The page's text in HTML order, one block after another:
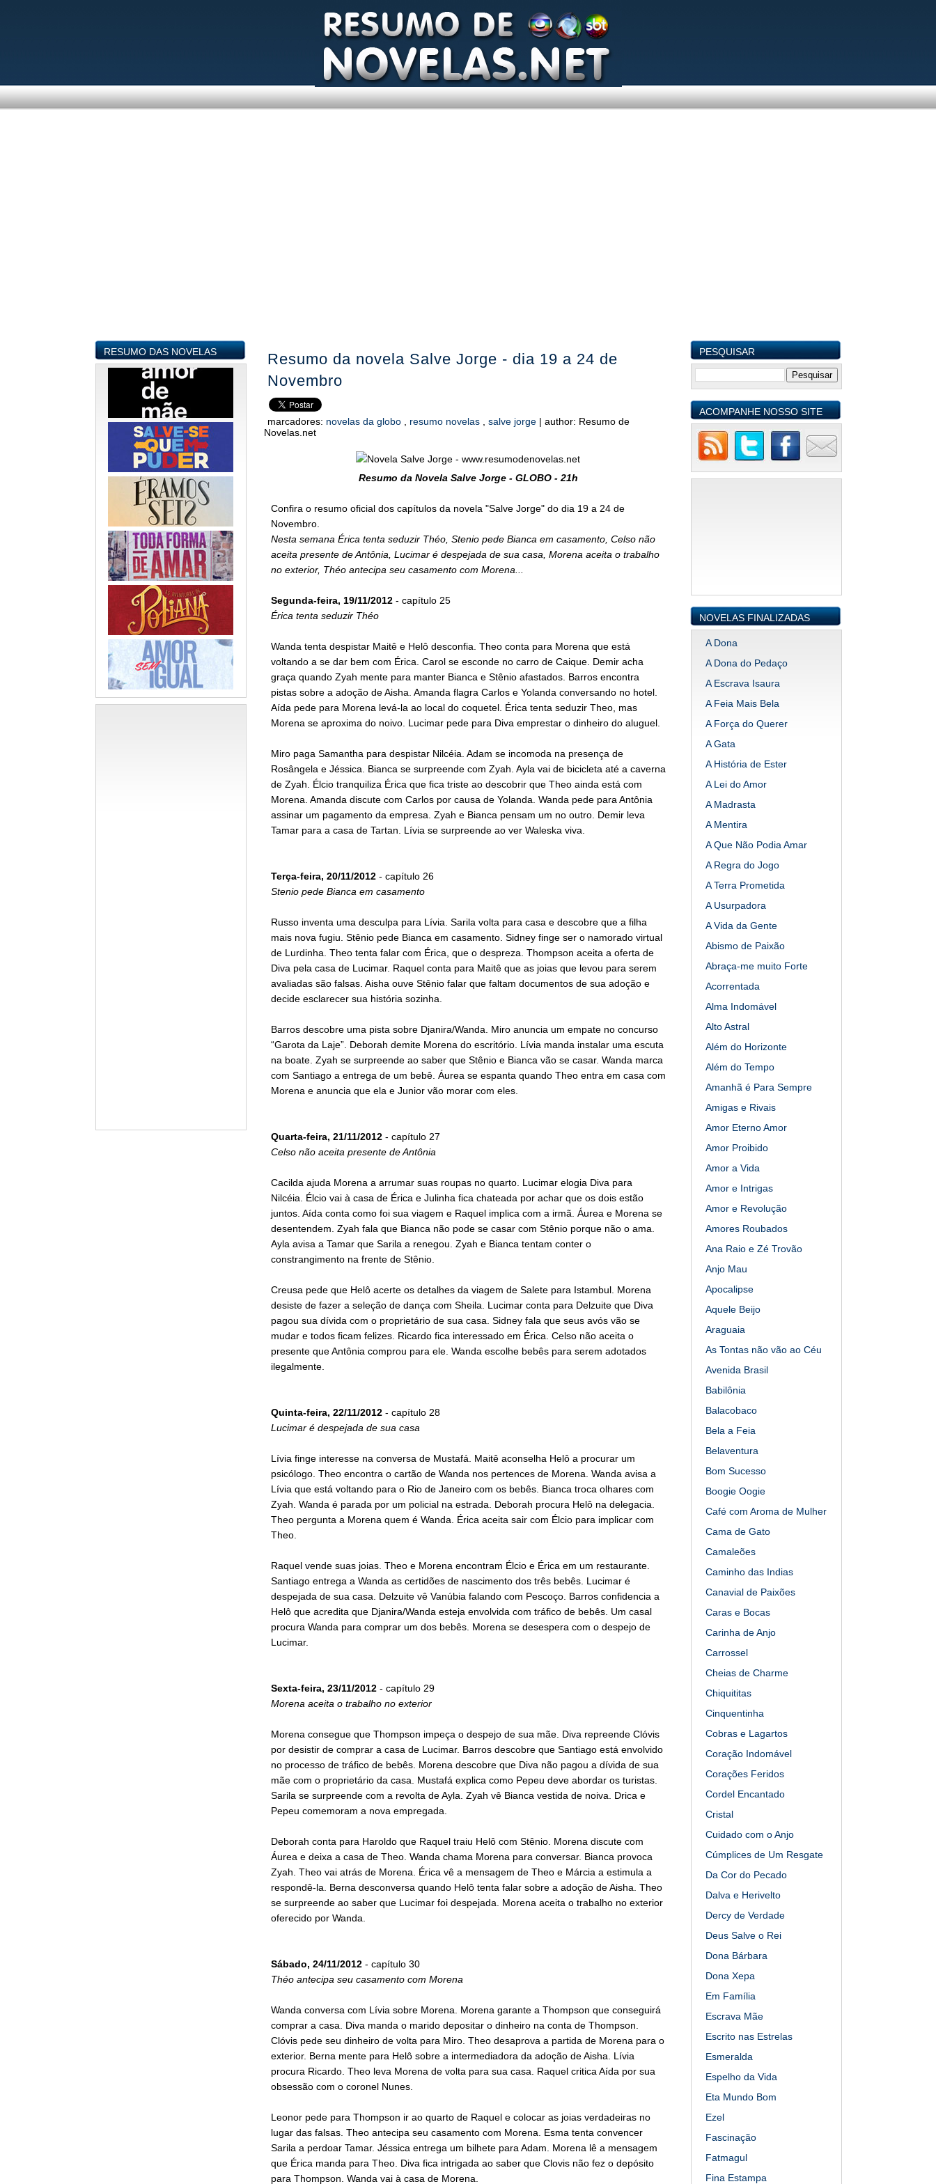
RESUMO DAS NOVELAS
Resumo da novela Salve Jorge - dia 19 a 24 de
Novembro
marcadores: novelas da globo resumo novelas salve jorge | author: Resumo de
Novelas.net
Resumo da Novela Salve Jorge - GLOBO - 21h
Confira o resumo oficial dos capítulos da novela "Salve Jorge" do dia 19 a 24 de
Novembro.
Nesta semana Érica tenta seduzir Théo, Stenio pede Bianca em casamento, Celso não
aceita presente de Antônia, Lucimar é despejada de sua casa, Morena aceita o trabalho
no exterior, Théo antecipa seu casamento com Morena...
Segunda-feira, 19/11/2012- capítulo 25
Érica tenta seduzir Théo
Wanda tenta despistar Maitê e Helô desconfia. Theo conta para Morena que está
voltando a se dar bem com Érica. Carol se esconde no carro de Caique. Demir acha
graça quando Zyah mente para manter Bianca e Stênio afastados. Barros encontra
pistas sobre a adoção de Aisha. Amanda flagra Carlos e Yolanda conversando no hotel.
Aída pede para Morena levá-la ao local do coquetel. Érica tenta seduzir Theo, mas
Morena se aproxima do noivo. Lucimar pede para Diva emprestar o dinheiro do aluguel.
Miro paga Samantha para despistar Nilcéia. Adam se incomoda na presença de
Rosângela e Jéssica. Bianca se surpreende com Zyah. Ayla vai de bicicleta até a caverna
de Zyah. Élcio tranquiliza Érica que fica triste ao descobrir que Theo ainda está com
Morena. Amanda discute com Carlos por causa de Yolanda. Wanda pede para Antônia
assinar um pagamento da empresa. Zyah e Bianca pensam um no outro. Demir leva
Tamar para a casa de Tartan. Lívia se surpreende ao ver Waleska viva.
Terça-feira, 20/11/2012- capítulo 26
Stenio pede Bianca em casamento
Russo inventa uma desculpa para Lívia. Sarila volta para casa e descobre que a filha
mais nova fugiu. Stênio pede Bianca em casamento. Sidney finge ser o namorado virtual
de Lurdinha. Theo tenta falar com Érica, que o despreza. Thompson aceita a oferta de
Diva pela casa de Lucimar. Raquel conta para Maitê que as joias que levou para serem
avaliadas são falsas. Aisha ouve Stênio falar que faltam documentos de sua adoção e
decide esclarecer sua história sozinha.
Barros descobre uma pista sobre Djanira/Wanda. Miro anuncia um empate no concurso
“Garota da Laje”. Deborah demite Morena do escritório. Lívia manda instalar uma escuta
na boate. Zyah se surpreende ao saber que Stênio e Bianca vão se casar. Wanda marca
com Santiago a entrega de um bebê. Áurea se espanta quando Theo entra em casa com
Morena e anuncia que ela e Junior vão morar com eles.
Quarta-feira, 21/11/2012- capítulo 27
Celso não aceita presente de Antônia
Cacilda ajuda Morena a arrumar suas roupas no quarto. Lucimar elogia Diva para
Nilcéia. Élcio vai à casa de Érica e Julinha fica chateada por achar que os dois estão
juntos. Aída conta como foi sua viagem e Raquel implica com a irmã. Áurea e Morena se
desentendem. Zyah fala que Bianca não pode se casar com Stênio porque não o ama.
Ayla avisa a Tamar que Sarila a renegou. Zyah e Bianca tentam conter o
constrangimento na frente de Stênio.
Creusa pede que Helô acerte os detalhes da viagem de Salete para Istambul. Morena
desiste de fazer a seleção de dança com Sheila. Lucimar conta para Delzuite que Diva
pagou sua dívida com o proprietário de sua casa. Sidney fala que seus avós vão se
mudar e todos ficam felizes. Ricardo fica interessado em Érica. Celso não aceita o
presente que Antônia comprou para ele. Wanda escolhe bebês para serem adotados
ilegalmente.
Quinta-feira, 22/11/2012- capítulo 28
Lucimar é despejada de sua casa
Lívia finge interesse na conversa de Mustafá. Maitê aconselha Helô a procurar um
psicólogo. Theo encontra o cartão de Wanda nos pertences de Morena. Wanda avisa a
Lívia que está voltando para o Rio de Janeiro com os bebês. Bianca troca olhares com
Zyah. Wanda é parada por um policial na estrada. Deborah procura Helô na delegacia.
Theo pergunta a Morena quem é Wanda. Érica aceita sair com Élcio para implicar com
Theo.
Raquel vende suas joias. Theo e Morena encontram Élcio e Érica em um restaurante.
Santiago entrega a Wanda as certidões de nascimento dos três bebês. Lucimar é
despejada de sua casa. Delzuite vê Vanúbia falando com Pescoço. Barros confidencia a
Helô que acredita que Djanira/Wanda esteja envolvida com tráfico de bebês. Um casal
procura Wanda para comprar um dos bebês. Morena se desespera com o despejo de
Lucimar.
Sexta-feira, 23/11/2012- capítulo 29
Morena aceita o trabalho no exterior
Morena consegue que Thompson impeça o despejo de sua mãe. Diva repreende Clóvis
por desistir de comprar a casa de Lucimar. Barros descobre que Santiago está envolvido
no processo de tráfico de bebês. Morena descobre que Diva não pagou a dívida de sua
mãe com o proprietário da casa. Mustafá explica como Pepeu deve abordar os turistas.
Sarila se surpreende com a revolta de Ayla. Zyah vê Bianca vestida de noiva. Drica e
Pepeu comemoram a nova empregada.
Deborah conta para Haroldo que Raquel traiu Helô com Stênio. Morena discute com
Áurea e deixa a casa de Theo. Wanda chama Morena para conversar. Bianca provoca
Zyah. Theo vai atrás de Morena. Érica vê a mensagem de Theo e Márcia a estimula a
respondê-la. Berna desconversa quando Helô tenta falar sobre a adoção de Aisha. Theo
se surpreende ao saber que Lucimar foi despejada. Morena aceita o trabalho no exterior
oferecido por Wanda.
Sábado, 24/11/2012- capítulo 30
Théo antecipa seu casamento com Morena
Wanda conversa com Lívia sobre Morena. Morena garante a Thompson que conseguirá
comprar a casa. Diva manda o marido depositar o dinheiro na conta de Thompson.
Clóvis pede seu dinheiro de volta para Miro. Theo desaprova a partida de Morena para o
exterior. Berna mente para Helô sobre a intermediadora da adoção de Aisha. Lívia
procura Ricardo. Theo leva Morena de volta para sua casa. Raquel critica Aída por sua
obsessão com o coronel Nunes.
Leonor pede para Thompson ir ao quarto de Raquel e colocar as joias verdadeiras no
lugar das falsas. Theo antecipa seu casamento com Morena. Esma tenta convencer
Sarila a perdoar Tamar. Jéssica entrega um bilhete para Adam. Morena lê a mensagem
que Érica manda para Theo. Diva fica intrigada ao saber que Clovis não fez o depósito
para Thompson. Wanda vai à casa de Morena.
PESQUISAR
ACOMPANHE NOSSO SITE
NOVELAS FINALIZADAS
A Dona
A Dona do Pedaço
A Escrava Isaura
A Feia Mais Bela
A Força do Querer
A Gata
A História de Ester
A Lei do Amor
A Madrasta
A Mentira
A Que Não Podia Amar
A Regra do Jogo
A Terra Prometida
A Usurpadora
A Vida da Gente
Abismo de Paixão
Abraça-me muito Forte
Acorrentada
Alma Indomável
Alto Astral
Além do Horizonte
Além do Tempo
Amanhã é Para Sempre
Amigas e Rivais
Amor Eterno Amor
Amor Proibido
Amor a Vida
Amor e Intrigas
Amor e Revolução
Amores Roubados
Ana Raio e Zé Trovão
Anjo Mau
Apocalipse
Aquele Beijo
Araguaia
As Tontas não vão ao Céu
Avenida Brasil
Babilônia
Balacobaco
Bela a Feia
Belaventura
Bom Sucesso
Boogie Oogie
Café com Aroma de Mulher
Cama de Gato
Camaleões
Caminho das Indias
Canavial de Paixões
Caras e Bocas
Carinha de Anjo
Carrossel
Cheias de Charme
Chiquititas
Cinquentinha
Cobras e Lagartos
Coração Indomável
Corações Feridos
Cordel Encantado
Cristal
Cuidado com o Anjo
Cúmplices de Um Resgate
Da Cor do Pecado
Dalva e Herivelto
Dercy de Verdade
Deus Salve o Rei
Dona Bárbara
Dona Xepa
Em Família
Escrava Mãe
Escrito nas Estrelas
Esmeralda
Espelho da Vida
Eta Mundo Bom
Ezel
Fascinação
Fatmagul
Fina Estampa